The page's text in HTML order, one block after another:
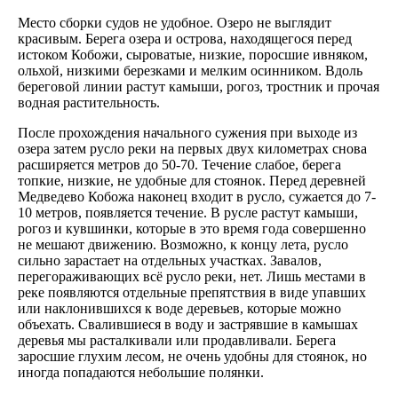
Место сборки судов не удобное. Озеро не выглядит
красивым. Берега озера и острова, находящегося перед
истоком Кобожи, сыроватые, низкие, поросшие ивняком,
ольхой, низкими березками и мелким осинником. Вдоль
береговой линии растут камыши, рогоз, тростник и прочая
водная растительность.
После прохождения начального сужения при выходе из
озера затем русло реки на первых двух километрах снова
расширяется метров до 50-70. Течение слабое, берега
топкие, низкие, не удобные для стоянок. Перед деревней
Медведево Кобожа наконец входит в русло, сужается до 7-
10 метров, появляется течение. В русле растут камыши,
рогоз и кувшинки, которые в это время года совершенно
не мешают движению. Возможно, к концу лета, русло
сильно зарастает на отдельных участках. Завалов,
перегораживающих всё русло реки, нет. Лишь местами в
реке появляются отдельные препятствия в виде упавших
или наклонившихся к воде деревьев, которые можно
объехать. Свалившиеся в воду и застрявшие в камышах
деревья мы расталкивали или продавливали. Берега
заросшие глухим лесом, не очень удобны для стоянок, но
иногда попадаются небольшие полянки.